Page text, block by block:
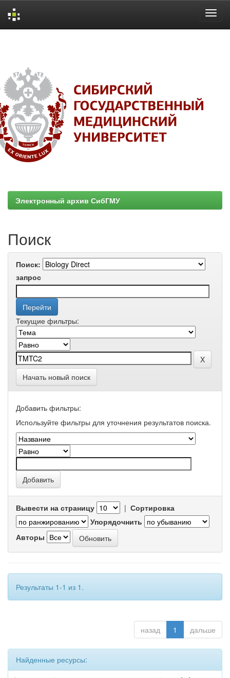
Электронный архив СибГМУ
Поиск
Поиск:
запрос
Текущие фильтры:
Начать новый поиск
Добавить фильтры:
Используйте фильтры для уточнения результатов поиска.
Вывести на страницу | Сортировка
Упорядочнить
Авторы
Результаты 1-1 из 1.
назад 1 дальше
Найденные ресурсы: